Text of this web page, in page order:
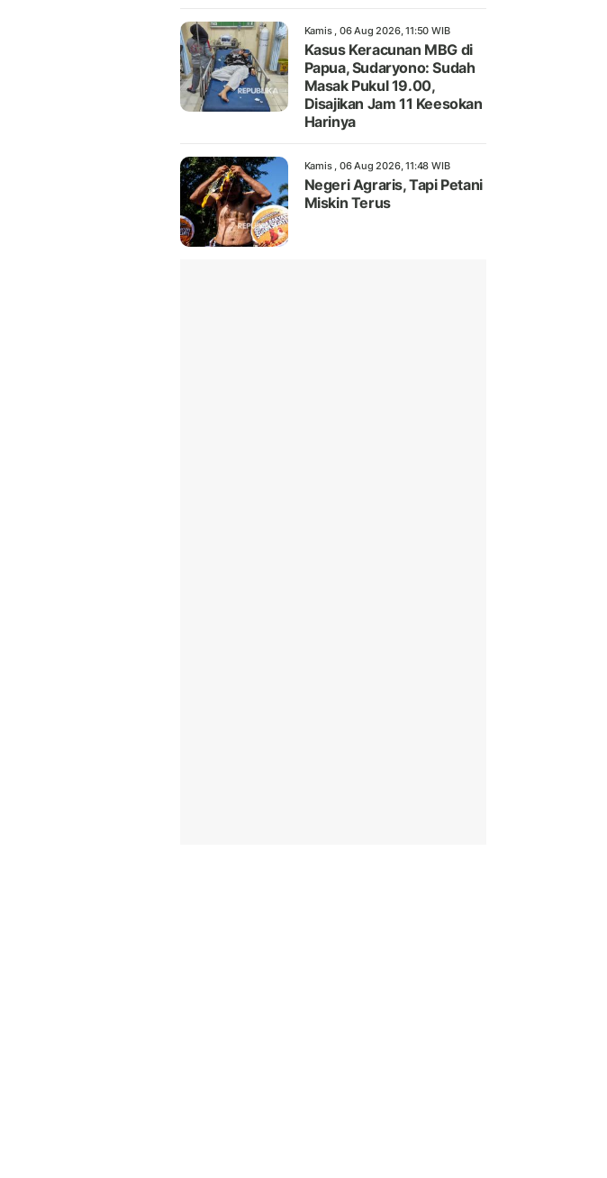
Kamis , 06 Aug 2026, 11:50 WIB
Kasus Keracunan MBG di
Papua, Sudaryono: Sudah
Masak Pukul 19.00,
Disajikan Jam 11 Keesokan
Harinya
Kamis , 06 Aug 2026, 11:48 WIB
Negeri Agraris, Tapi Petani
Miskin Terus